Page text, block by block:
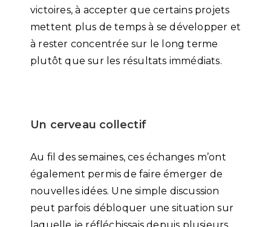
victoires, à accepter que certains projets
mettent plus de temps à se développer et
à rester concentrée sur le long terme
plutôt que sur les résultats immédiats.
Un cerveau collectif
Au fil des semaines, ces échanges m’ont
également permis de faire émerger de
nouvelles idées. Une simple discussion
peut parfois débloquer une situation sur